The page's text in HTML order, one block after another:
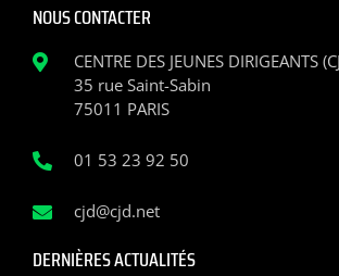
NOUS CONTACTER
CENTRE DES JEUNES DIRIGEANTS
35 rue Saint-Sabin
75011 PARIS
01 53 23 92 50
cjd@cjd.net
DERNIÈRES ACTUALITÉS